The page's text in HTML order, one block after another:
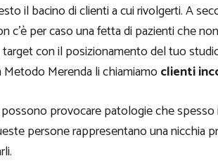
il bacino di clienti a cui rivolgerti. A
c’è per caso una fetta di pazienti che
con il posizionamento del tuo
Merenda li chiamiamo clienti
provocare patologie che
persone rappresentano una nicchia